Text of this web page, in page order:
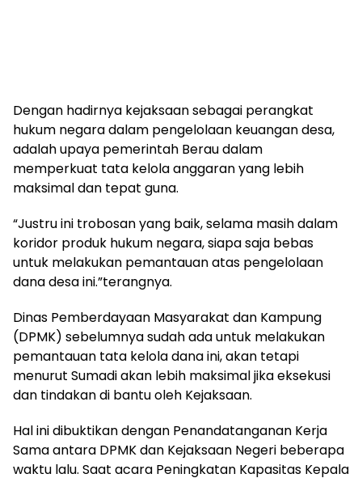
Dengan hadirnya kejaksaan sebagai perangkat
hukum negara dalam pengelolaan keuangan desa,
adalah upaya pemerintah Berau dalam
memperkuat tata kelola anggaran yang lebih
maksimal dan tepat guna.
“Justru ini trobosan yang baik, selama masih dalam
koridor produk hukum negara, siapa saja bebas
untuk melakukan pemantauan atas pengelolaan
dana desa ini.”terangnya.
Dinas Pemberdayaan Masyarakat dan Kampung
(DPMK) sebelumnya sudah ada untuk melakukan
pemantauan tata kelola dana ini, akan tetapi
menurut Sumadi akan lebih maksimal jika eksekusi
dan tindakan di bantu oleh Kejaksaan.
Hal ini dibuktikan dengan Penandatanganan Kerja
Sama antara DPMK dan Kejaksaan Negeri beberapa
waktu lalu. Saat acara Peningkatan Kapasitas Kepala